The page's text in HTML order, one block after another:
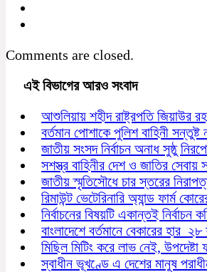
Comments are closed.
এই বিভাগের আরও সংবাদ
আশুলিয়ায় শহীদ রাষ্ট্রপতি জিয়াউর
বর্তমান পোশাকে পুলিশ বাহিনী সন্তুষ্ট
জাতীয় সংসদ নির্বাচন অনাধ সুষ্ঠু
সশস্ত্র বাহিনীর দেশ ও জাতির সেবায়
জাতীয় স্মৃতিসৌধে চার স্তরের
রিমাউন্ট ভেটেরিনারি অ্যান্ড ফার্ম
নির্বাচনের বিষয়টি একান্তই
বাংলাদেশে বর্তমানে বেকারের হার
মিছিল মিটিং করে লাভ নেই,
স্বাধীন ভূখণ্ডে এ দেশের মানুষ